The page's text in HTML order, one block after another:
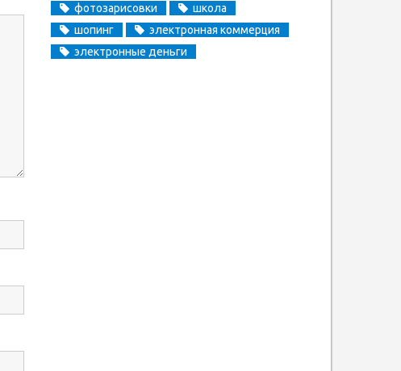
фотозарисовки
школа
шопинг
электронная коммерция
электронные деньги